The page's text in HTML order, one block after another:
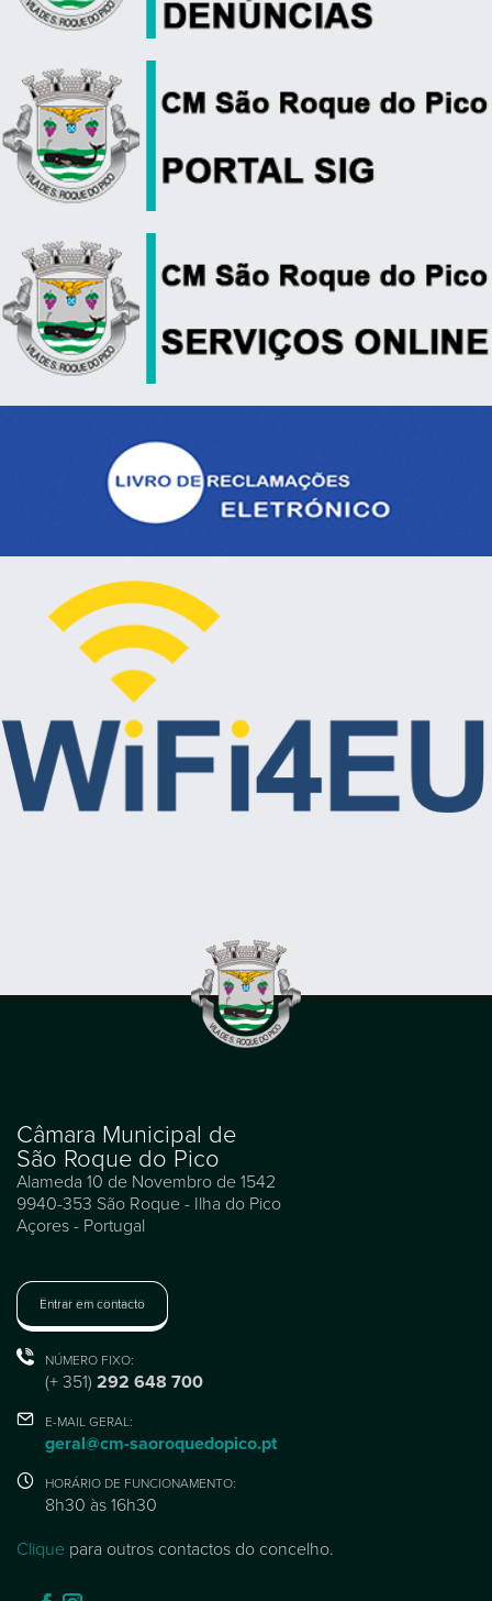
Câmara Municipal de
São Roque do Pico
Alameda 10 de Novembro de 1542
9940-353 São Roque - Ilha do Pico
Açores - Portugal
Entrar em contacto
NÚMERO FIXO:
(+ 351) 292 648 700
E-MAIL GERAL:
geral@cm-saoroquedopico.pt
HORÁRIO DE FUNCIONAMENTO:
8h30 às 16h30
Clique para outros contactos do concelho.